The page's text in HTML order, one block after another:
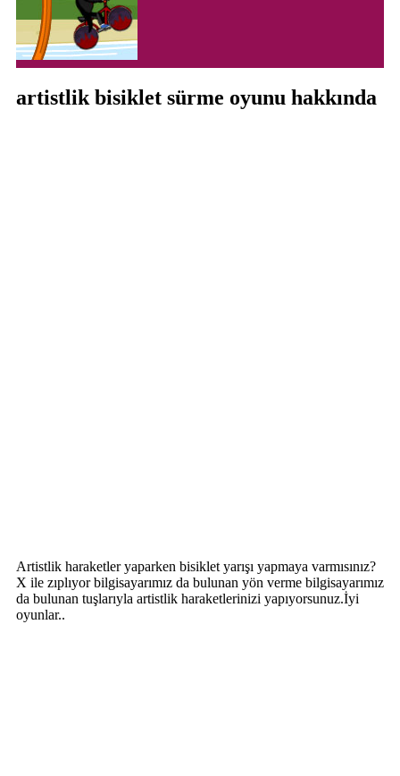
artistlik bisiklet sürme oyunu hakkında
Artistlik haraketler yaparken bisiklet yarışı yapmaya varmısınız?
X ile zıplıyor bilgisayarımız da bulunan yön verme bilgisayarımız
da bulunan tuşlarıyla artistlik haraketlerinizi yapıyorsunuz.İyi
oyunlar..